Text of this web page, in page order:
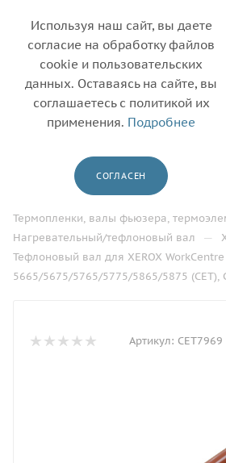
Тефлоновый
XEROX
5665/5675/
(CET), CET7969
Каталог —
Термопленки, валы фьюзера,
Нагревательный/тефлоновый вал —
Тефлоновый вал для XEROX WorkCentre
5665/5675/5765/5775/5865/5875 (CET),
Артикул: CET7969
Используя наш сайт, вы даете
согласие на обработку файлов
cookie и пользовательских
данных. Оставаясь на сайте, вы
соглашаетесь с политикой их
применения. Подробнее
СОГЛАСЕН